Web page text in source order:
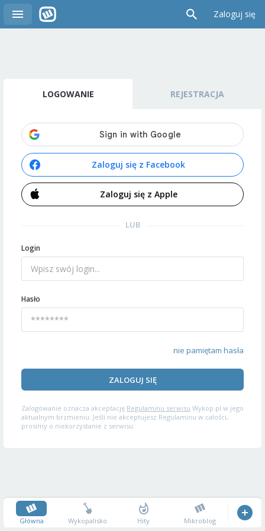
Zaloguj się
LOGOWANIE REJESTRACJA
Zaloguj się z Facebook
Zaloguj się z Apple
LUB
Login
Hasło
nie pamiętam hasła
ZALOGUJ SIĘ
Zalogowanie oznacza akceptację Regulaminu serwisu Wykop.pl w jego
aktualnym brzmieniu. Jeśli nie akceptujesz Regulaminu w całości,
prosimy o niekorzystanie z serwisu.
Główna Wykopalisko Hity Mikroblog